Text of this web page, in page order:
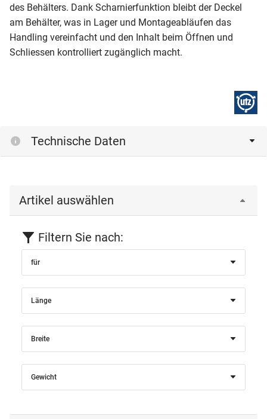
des Behälters. Dank Scharnierfunktion bleibt der Deckel
am Behälter, was in Lager und Montageabläufen das
Handling vereinfacht und den Inhalt beim Öffnen und
Schliessen kontrolliert zugänglich macht.
Technische Daten
Artikel auswählen
Filtern Sie nach:
für
Länge
Breite
Gewicht